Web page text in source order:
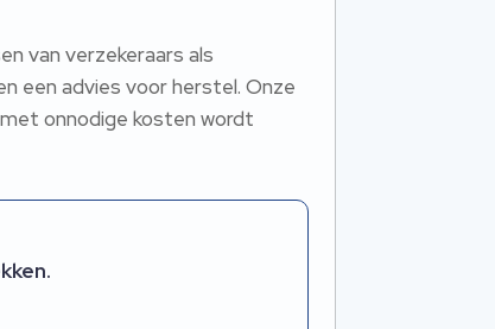
van verzekeraars als
een advies voor herstel. Onze
onnodige kosten wordt